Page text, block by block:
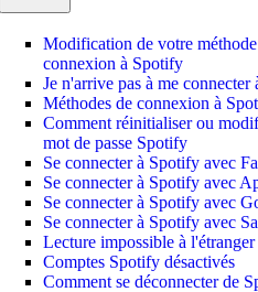
Modification de votre
connexion à Spotify
Je n'arrive pas à me connecter
Méthodes de connexion à
Comment réinitialiser ou
mot de passe Spotify
Se connecter à Spotify avec
Se connecter à Spotify avec
Se connecter à Spotify avec
Se connecter à Spotify avec
Lecture impossible à l'étranger
Comptes Spotify désactivés
Comment se déconnecter de